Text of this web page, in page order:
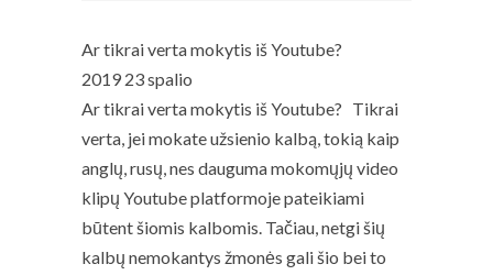
Ar tikrai verta mokytis iš Youtube?
2019 23 spalio
Ar tikrai verta mokytis iš Youtube? Tikrai
verta, jei mokate užsienio kalbą, tokią kaip
anglų, rusų, nes dauguma mokomųjų video
klipų Youtube platformoje pateikiami
būtent šiomis kalbomis. Tačiau, netgi šių
kalbų nemokantys žmonės gali šio bei to